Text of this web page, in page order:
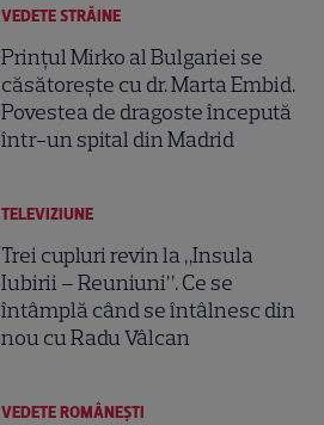
VEDETE STRĂINE
Prințul Mirko al Bulgariei se
căsătorește cu dr. Marta Embid.
Povestea de dragoste începută
într-un spital din Madrid
TELEVIZIUNE
Trei cupluri revin la „Insula
Iubirii – Reuniuni”. Ce se
întâmplă când se întâlnesc din
nou cu Radu Vâlcan
VEDETE ROMÂNEŞTI